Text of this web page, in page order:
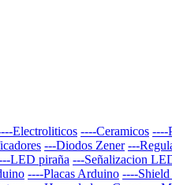
Electroliticos ----Ceramicos ----
---Diodos Zener ---
LED piraña ---Señalizacion
----Placas Arduino ----